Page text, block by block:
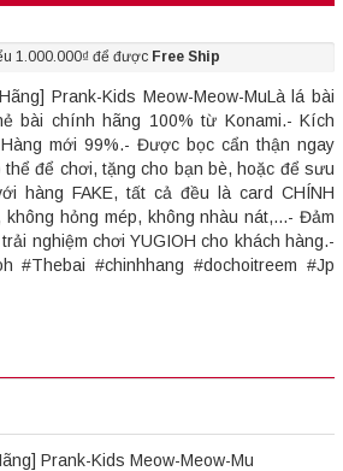
1.000.000₫ để được Free Ship
Prank-Kids Meow-Meow-MuLà lá bài
bài chính hãng 100% từ Konami.- Kích
mới 99%.- Được bọc cẩn thận ngay
để chơi, tặng cho bạn bè, hoặc để sưu
hàng FAKE, tất cả đều là card CHÍNH
hỏng mép, không nhàu nát,...- Đảm
nghiệm chơi YUGIOH cho khách hàng.-
#Thebai #chinhhang #dochoitreem #Jp
Prank-Kids Meow-Meow-Mu